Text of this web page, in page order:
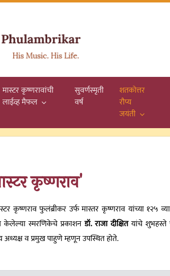
मास्टर कृष्णरावांची
लाईव्ह मैफल
सुवर्णस्मृती
वर्ष
शतकोत्तर
रौप्य
जयंती
कृष्णराव'
कृष्णराव फुलंब्रीकर उर्फ मास्तर कृष्णराव यांच्या १२५
केलेल्या स्मरणिकेचे प्रकाशनडॉ. राजा दीक्षितयांचे शुभहस्ते
अध्यक्ष व प्रमुख पाहुणे म्हणून उपस्थित होते.